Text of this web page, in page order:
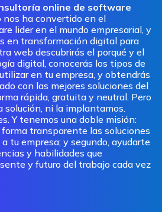
online de software
nos ha convertido en el
lider en el mundo empresarial, y
en transformación digital para
web descubrirás el porqué y el
digital, conocerás los tipos de
en tu empresa, y obtendrás
con las mejores soluciones del
rápida, gratuita y neutral. Pero
solución, ni la implantamos.
Y tenemos una doble misión:
transparente las soluciones
tu empresa; y segundo, ayudarte
y habilidades que
y futuro del trabajo cada vez